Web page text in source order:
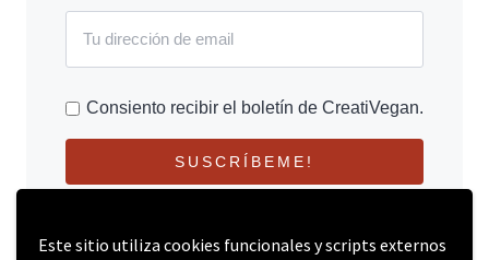
Este sitio utiliza cookies funcionales y scripts externos
Consiento recibir el boletín de CreatiVegan.
SUSCRÍBEME!